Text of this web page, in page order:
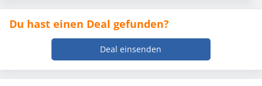
Du hast einen Deal gefunden?
Deal einsenden